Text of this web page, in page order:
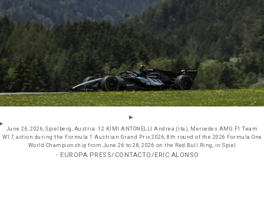
June 26, 2026, Spielberg, Austria: 12 KIMI ANTONELLI Andrea (ita), Mercedes AMG F1 Team
W17, action during the Formula 1 Austrian Grand Prix 2026, 8th round of the 2026 Formula One
World Championship from June 26 to 28, 2026 on the Red Bull Ring, in Spiel
- EUROPA PRESS/CONTACTO/ERIC ALONSO